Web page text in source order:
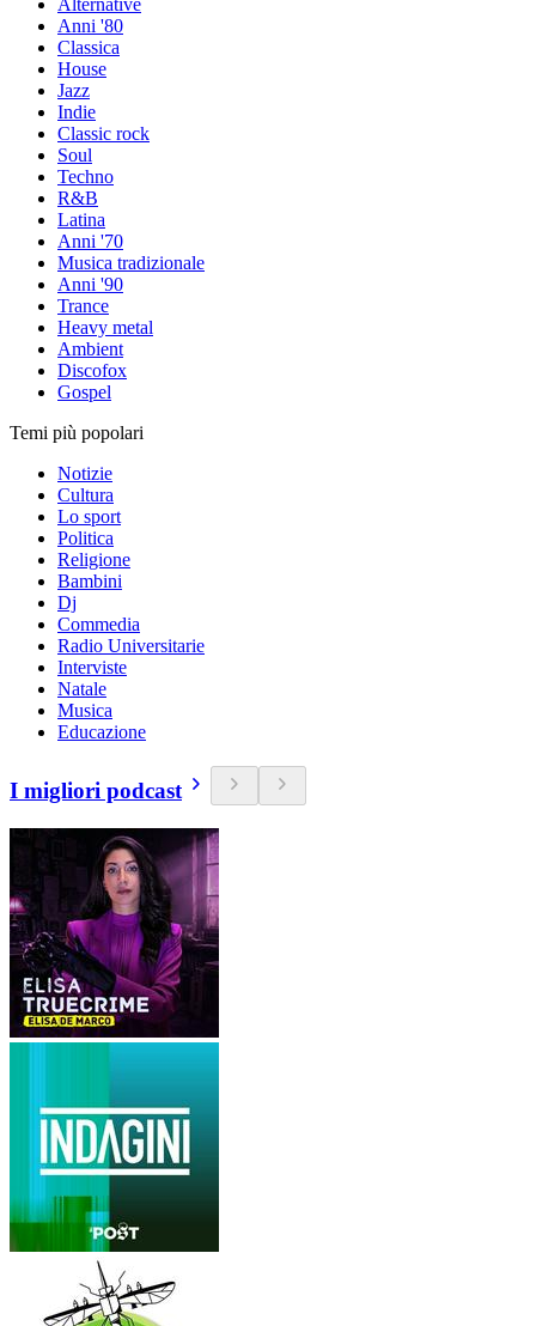
Alternative
Anni '80
Classica
House
Jazz
Indie
Classic rock
Soul
Techno
R&B
Latina
Anni '70
Musica tradizionale
Anni '90
Trance
Heavy metal
Ambient
Discofox
Gospel
Temi più popolari
Notizie
Cultura
Lo sport
Politica
Religione
Bambini
Dj
Commedia
Radio Universitarie
Interviste
Natale
Musica
Educazione
I migliori podcast